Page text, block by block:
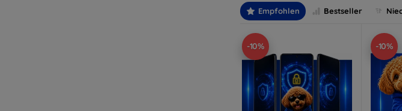
Empfohlen Bestseller
-10% -10%